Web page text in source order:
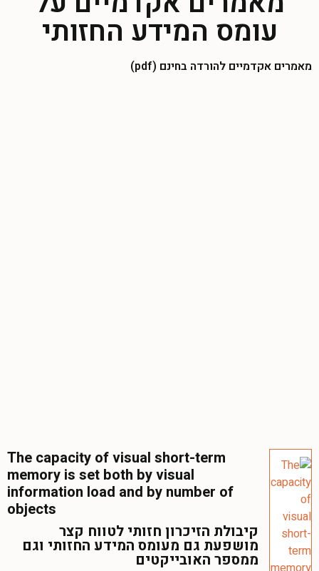
עומס המידע החזותי
מאמרים אקדמיים להורדה בחינם (pdf)
The capacity of visual short-term
memory is set both by visual
information load and by number of
objects
קיבולת הזיכרון חזותי לטווח קצר
מושפעת גם מעומס המידע החזותי וגם
ממספר האובייקטים